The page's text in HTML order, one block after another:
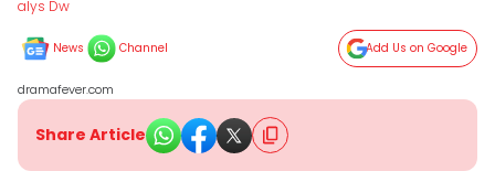
alys Dw
News Channel Add Us on Google
dramafever.com
Share Article